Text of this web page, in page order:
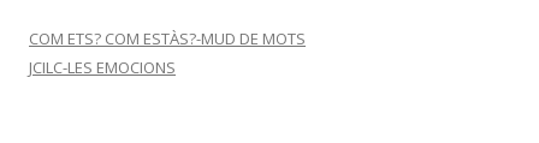
COM ETS? COM ESTÀS?-MUD DE MOTS
JCILC-LES EMOCIONS